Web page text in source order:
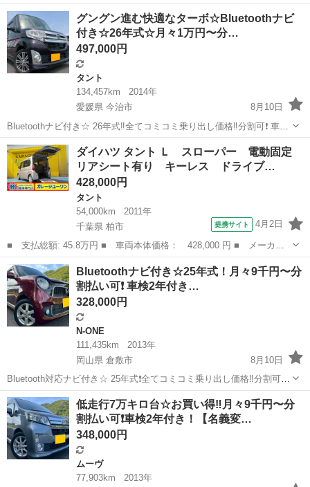
広い車内！大人気‼️ダイハツ タントカスタム☆Bluetooth対応ナビ付き
☆走行中DVD見れます☆純正アルミ☆電動スライドドア☆ドライブレ
コーダー☆ ...
鹿児島 霧島市 タント 走行距離
グングン進む快適なターボ☆Bluetoothナビ
付き☆26年式☆月々1万円〜分…
497,000円
タント
134,457km
2014年
愛媛県 今治市
8月10日
Bluetoothナビ付き☆ 26年式‼️全てコミコミ乗り出し価格‼️分割可❗️ 車検
2年付き！【名義変更代込み】広い車内！大人気‼️ダイハツ タントカス
タム☆ETC付き☆純正アルミ☆事故修復歴無し☆両側電動スライドド
ア☆ド...
愛媛 今治市 タント 走行距離
ダイハツ タント Ｌ スローパー 電動固定
リアシート有り キーレス ドライブ…
428,000円
タント
54,000km
2011年
千葉県 柏市
提携サイト 4月2日
■ 支払総額: 45.8万円 ■ 車両本体価格： 428,000 円 ■ メーカー
名： ダイハツ ■ 車種名： タント ■ グレード名： Ｌ スロー
パー 電動固定 リアシート有り キーレス ドライブレコーダー
ＣＤ ＡＢＳ...
千葉 柏市
Bluetoothナビ付き☆25年式！月々9千円〜分
割払い可❗️ 車検2年付き…
328,000円
N-ONE
111,435km
2013年
岡山県 倉敷市
8月10日
Bluetooth対応ナビ付き☆ 25年式❗️全てコミコミ乗り出し価格‼️分割可❗️
車検2年付き！【名義変更代込み】大人気☆ホンダ N-ONE プレミアム
Lパッケージ☆Bluetooth対応社外ナビ付き☆走行中DVD見れま...
岡山 倉敷市 N-ONE 走行距離
低走行7万キロ台☆お買い得‼️月々9千円〜分
割払い可❗️車検2年付き！【名義変…
348,000円
ムーヴ
77,903km
2013年